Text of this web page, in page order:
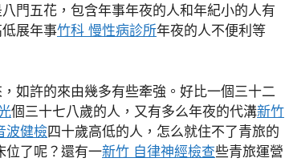
八門五花，包含年事年夜的人和年紀小的人有
展年事竹科 慢性病診所年夜的人不便利等
如許的來由幾多有些牽強。好比一個三十二
個三十七八歲的人，又有多么年夜的代溝新竹
波健檢四十歲高低的人，怎么就住不了青旅的
位了呢？還有一新竹 自律神經檢查些青旅運營